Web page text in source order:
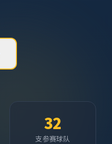
32
支参赛球队